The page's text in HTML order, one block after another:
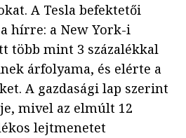
A Tesla befektetői
hírre: a New York-i
több mint 3 százalékkal
árfolyama, és elérte a
A gazdasági lap szerint
mivel az elmúlt 12
lejtmenetet